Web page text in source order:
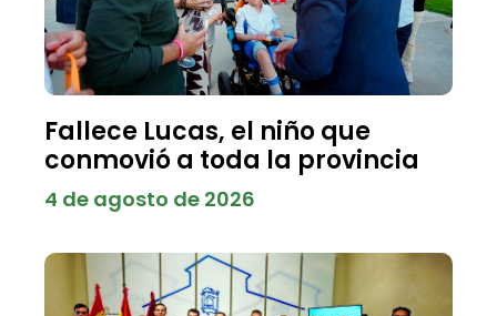
Fallece Lucas, el niño que
conmovió a toda la provincia
4 de agosto de 2026